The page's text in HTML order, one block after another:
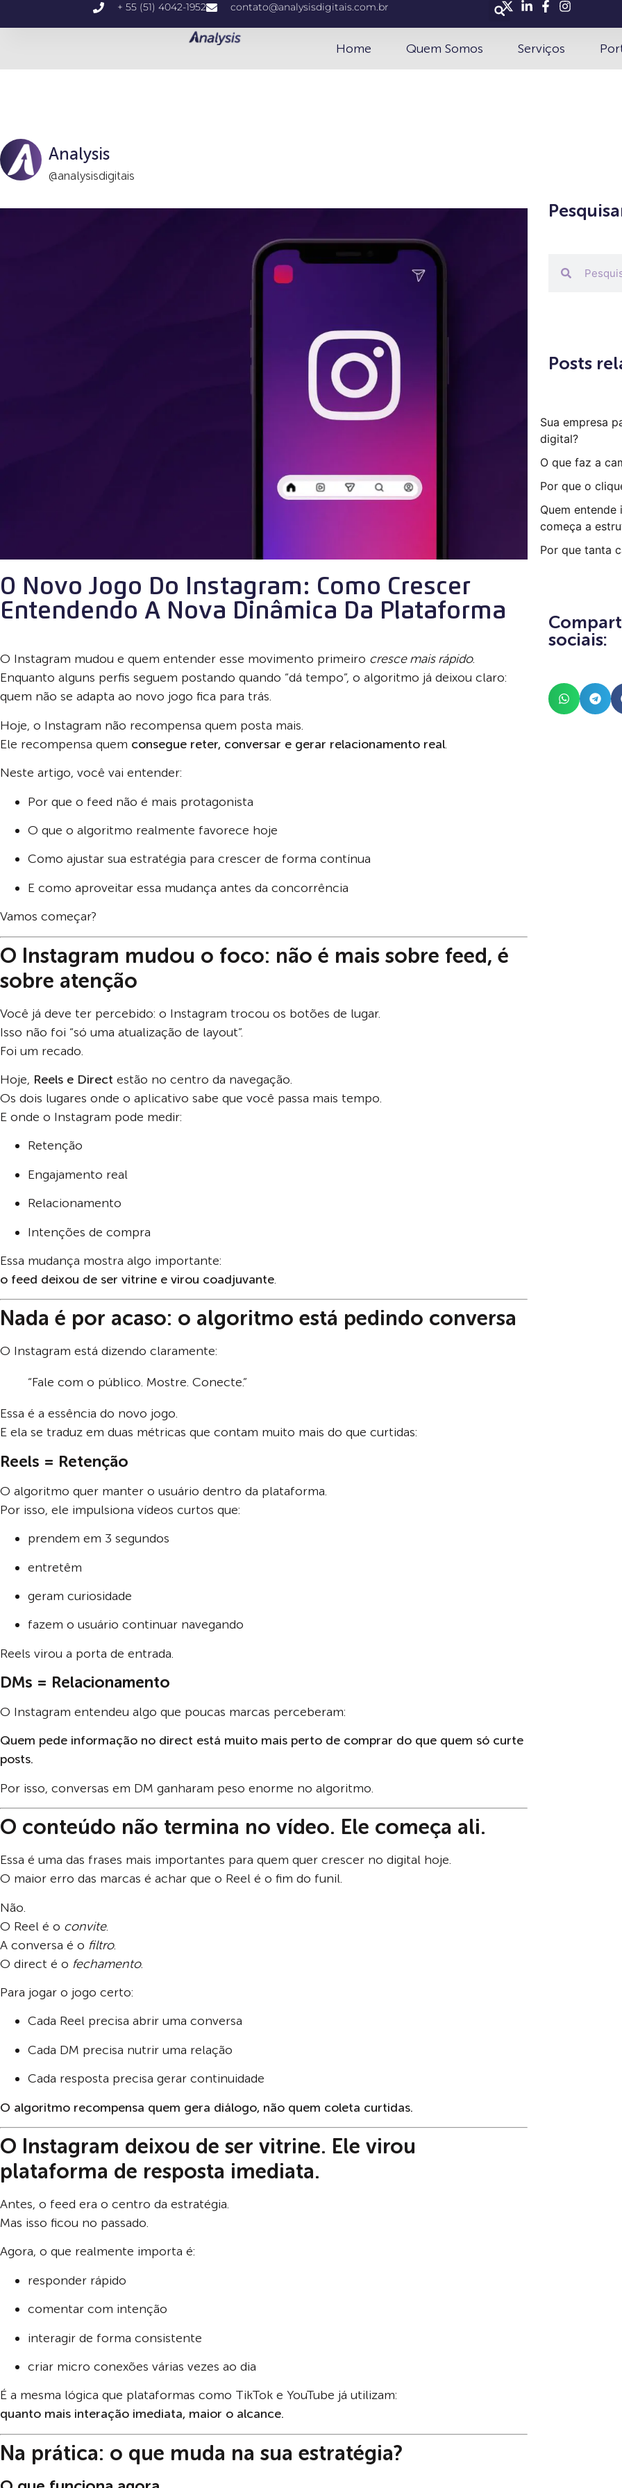
+ 55 (51) 4042-1952 contato@analysisdigitais.com.br
Home Quem Somos Serviços
Analysis
@analysisdigitais
O Novo Jogo Do Instagram: Como Crescer
Entendendo A Nova Dinâmica Da Plataforma
O Instagram mudou e quem entender esse movimento primeiro cresce mais rápido.
Enquanto alguns perfis seguem postando quando “dá tempo”, o algoritmo já deixou claro:
quem não se adapta ao novo jogo fica para trás.
Hoje, o Instagram não recompensa quem posta mais.
Ele recompensa quem consegue reter, conversar e gerar relacionamento real.
Neste artigo, você vai entender:
Por que o feed não é mais protagonista
O que o algoritmo realmente favorece hoje
Como ajustar sua estratégia para crescer de forma contínua
E como aproveitar essa mudança antes da concorrência
Vamos começar?
O Instagram mudou o foco: não é mais sobre feed, é
sobre atenção
Você já deve ter percebido: o Instagram trocou os botões de lugar.
Isso não foi “só uma atualização de layout”.
Foi um recado.
Hoje, Reels e Direct estão no centro da navegação.
Os dois lugares onde o aplicativo sabe que você passa mais tempo.
E onde o Instagram pode medir:
Retenção
Engajamento real
Relacionamento
Intenções de compra
Essa mudança mostra algo importante:
o feed deixou de ser vitrine e virou coadjuvante.
Nada é por acaso: o algoritmo está pedindo conversa
O Instagram está dizendo claramente:
“Fale com o público. Mostre. Conecte.”
Essa é a essência do novo jogo.
E ela se traduz em duas métricas que contam muito mais do que curtidas:
Reels = Retenção
O algoritmo quer manter o usuário dentro da plataforma.
Por isso, ele impulsiona vídeos curtos que:
prendem em 3 segundos
entretêm
geram curiosidade
fazem o usuário continuar navegando
Reels virou a porta de entrada.
DMs = Relacionamento
O Instagram entendeu algo que poucas marcas perceberam:
Quem pede informação no direct está muito mais perto de comprar do que quem só curte
posts.
Por isso, conversas em DM ganharam peso enorme no algoritmo.
O conteúdo não termina no vídeo. Ele começa ali.
Essa é uma das frases mais importantes para quem quer crescer no digital hoje.
O maior erro das marcas é achar que o Reel é o fim do funil.
Não.
O Reel é o convite.
A conversa é o filtro.
O direct é o fechamento.
Para jogar o jogo certo:
Cada Reel precisa abrir uma conversa
Cada DM precisa nutrir uma relação
Cada resposta precisa gerar continuidade
O algoritmo recompensa quem gera diálogo, não quem coleta curtidas.
O Instagram deixou de ser vitrine. Ele virou
plataforma de resposta imediata.
Antes, o feed era o centro da estratégia.
Mas isso ficou no passado.
Agora, o que realmente importa é:
responder rápido
comentar com intenção
interagir de forma consistente
criar micro conexões várias vezes ao dia
É a mesma lógica que plataformas como TikTok e YouTube já utilizam:
quanto mais interação imediata, maior o alcance.
Na prática: o que muda na sua estratégia?
Posts
Sua empresa
digital?
O que faz a
Por que o
Quem
começa a
Por que tanta
sociais: